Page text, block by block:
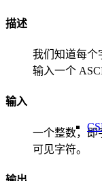
描述
我们知道每个
输入一个
输入
一个整数，即
可见字符。